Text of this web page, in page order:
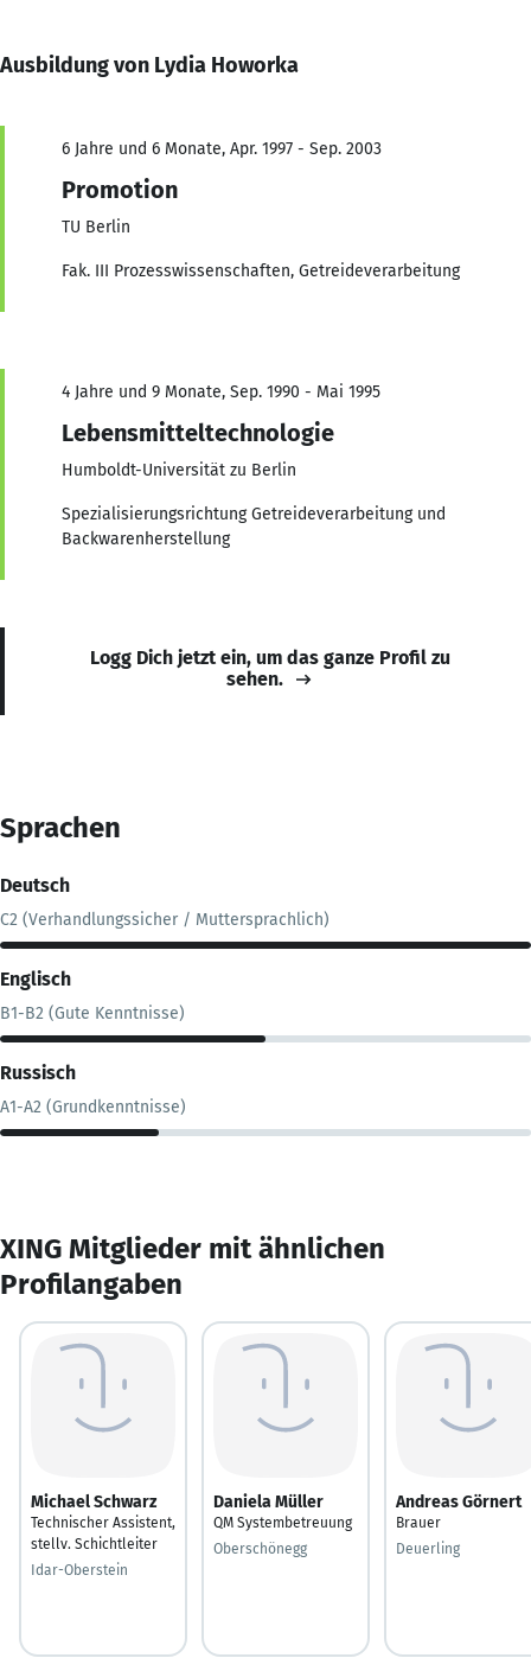
Ausbildung von Lydia Howorka
6 Jahre und 6 Monate, Apr. 1997 - Sep. 2003
Promotion
TU Berlin
Fak. III Prozesswissenschaften, Getreideverarbeitung
4 Jahre und 9 Monate, Sep. 1990 - Mai 1995
Lebensmitteltechnologie
Humboldt-Universität zu Berlin
Spezialisierungsrichtung Getreideverarbeitung und
Backwarenherstellung
Logg Dich jetzt ein, um das ganze Profil zu
sehen.
Sprachen
Deutsch
C2 (Verhandlungssicher / Muttersprachlich)
Englisch
B1-B2 (Gute Kenntnisse)
Russisch
A1-A2 (Grundkenntnisse)
XING Mitglieder mit ähnlichen
Profilangaben
Michael Schwarz
Technischer Assistent,
stellv. Schichtleiter
Idar-Oberstein
Daniela Müller
QM Systembetreuung
Oberschönegg
Andreas Görnert
Brauer
Deuerling